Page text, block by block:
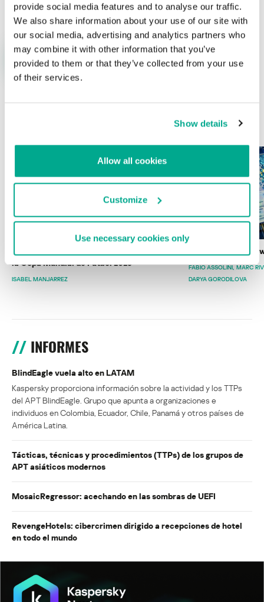
provide social media features and to analyse our traffic.
We also share information about your use of our site with
our social media, advertising and analytics partners who
may combine it with other information that you’ve
provided to them or that they’ve collected from your use
of their services.
Show details
Allow all cookies
Customize
Use necessary cookies only
ÚLTIMAS PUBLICACIONES
la Copa Mundial de Fútbol 2026
ISABEL MANJARREZ
Estado del
FABIO ASSOLINI MARC
DARYA GORODILOVA
INFORMES
BlindEagle vuela alto en LATAM
Kaspersky proporciona información sobre la actividad y los TTPs
del APT BlindEagle. Grupo que apunta a organizaciones e
individuos en Colombia, Ecuador, Chile, Panamá y otros países de
América Latina.
Tácticas, técnicas y procedimientos (TTPs) de los grupos de
APT asiáticos modernos
MosaicRegressor: acechando en las sombras de UEFI
RevengeHotels: cibercrimen dirigido a recepciones de hotel
en todo el mundo